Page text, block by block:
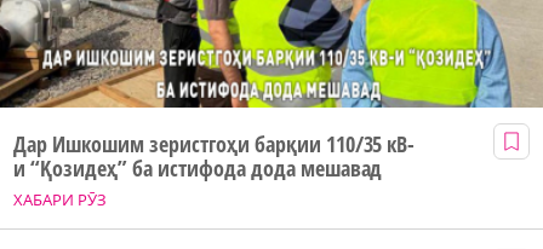
ХАБАРИ РӮЗ
Дар Ишкошим зеристгоҳи барқии 110/35 кВ-
и “Қозидеҳ” ба истифода дода мешавад